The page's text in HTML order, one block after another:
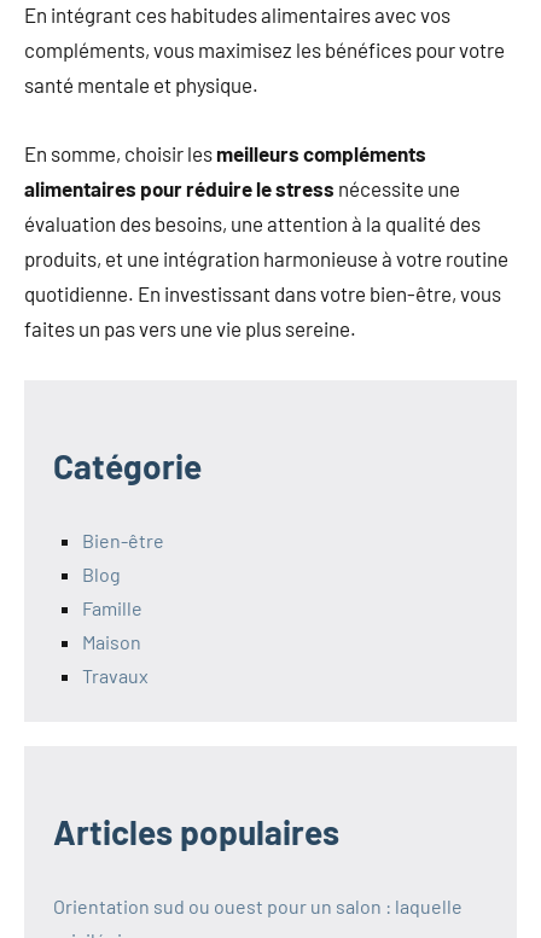
En intégrant ces habitudes alimentaires avec vos
compléments, vous maximisez les bénéfices pour votre
santé mentale et physique.
En somme, choisir lesmeilleurs compléments
alimentaires pour réduire le stress nécessite une
évaluation des besoins, une attention à la qualité des
produits, et une intégration harmonieuse à votre routine
quotidienne. En investissant dans votre bien-être, vous
faites un pas vers une vie plus sereine.
Catégorie
Bien-être
Blog
Famille
Maison
Travaux
Articles populaires
Orientation sud ou ouest pour un salon : laquelle